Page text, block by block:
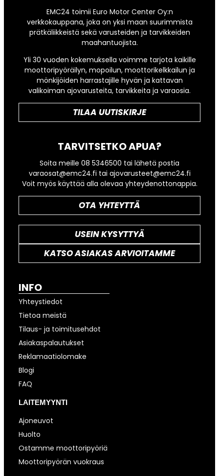
EMC24 toimii Euro Motor Center Oy:n
verkkokauppana, joka on yksi maan suurimmista
prätkäliikkeistä sekä varusteiden ja tarvikkeiden
maahantuojista.
Yli 30 vuoden kokemuksella voimme tarjota kaikille
moottoripyöräilyn, mopoilun, moottorikelkkailun ja
mönkijöiden harrastajille hyvän ja kattavan
valikoiman ajovarusteita, tarvikkeita ja varaosia.
TILAA UUTISKIRJE
TARVITSETKO APUA?
Soita meille 08 5346500 tai lähetä postia
varaosat@emc24.fi tai ajovarusteet@emc24.fi
Voit myös käyttää alla olevaa yhteydenottonappia.
OTA YHTEYTTÄ
USEIN KYSYTTYÄ
KATSO ASIAKAS ARVIOITAMME
INFO
Yhteystiedot
Tietoa meistä
Tilaus- ja toimitusehdot
Asiakaspalautukset
Reklamaatiolomake
Blogi
FAQ
LAITEMYYNTI
Ajoneuvot
Huolto
Ostamme moottoripyöriä
Moottoripyörän vuokraus